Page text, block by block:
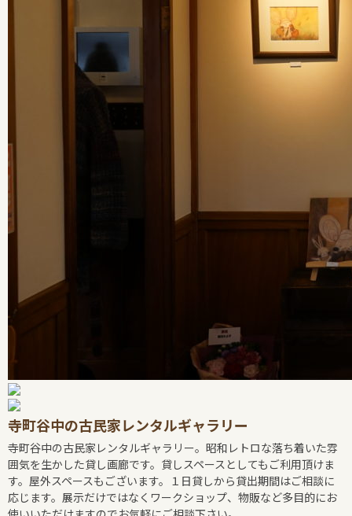
寺町谷中の古民家レンタルギャラリー
寺町谷中の古民家レンタルギャラリー。昭和レトロな落ち着いた雰
囲気を生かした貸し画廊です。貸しスペースとしてもご利用頂けま
す。屋外スペースもございます。１日貸しから貸出期間はご相談に
応じます。展示だけではなくワークショップ、物販など多目的にお